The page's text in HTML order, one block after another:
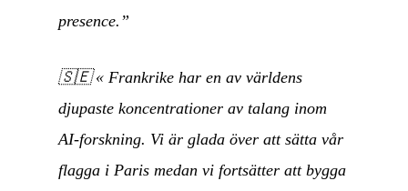
presence.”
🇸🇪« Frankrike har en av världens
djupaste koncentrationer av talang inom
AI-forskning. Vi är glada över att sätta vår
flagga i Paris medan vi fortsätter att bygga